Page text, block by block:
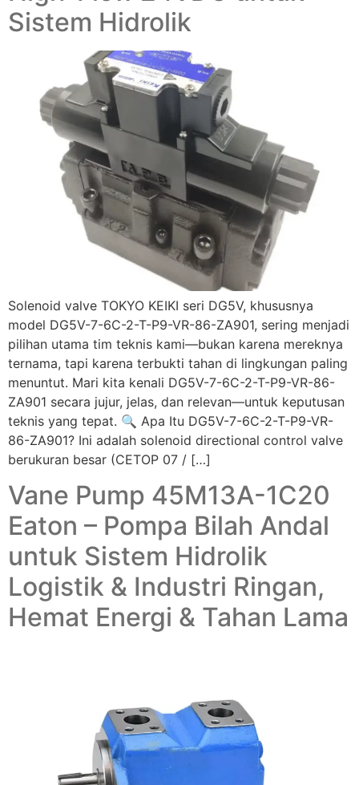
Sistem Hidrolik
Solenoid valve TOKYO KEIKI seri DG5V, khususnya
model DG5V-7-6C-2-T-P9-VR-86-ZA901, sering menjadi
pilihan utama tim teknis kami—bukan karena mereknya
ternama, tapi karena terbukti tahan di lingkungan paling
menuntut. Mari kita kenali DG5V-7-6C-2-T-P9-VR-86-
ZA901 secara jujur, jelas, dan relevan—untuk keputusan
teknis yang tepat. 🔍 Apa Itu DG5V-7-6C-2-T-P9-VR-
86-ZA901? Ini adalah solenoid directional control valve
berukuran besar (CETOP 07 / […]
Vane Pump 45M13A-1C20
Eaton – Pompa Bilah Andal
untuk Sistem Hidrolik
Logistik & Industri Ringan,
Hemat Energi & Tahan Lama